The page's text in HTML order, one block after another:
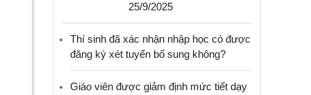
25/9/2025
Thí sinh đã xác nhận nhập học có được
đăng ký xét tuyển bổ sung không?
Giáo viên được giảm định mức tiết dạy